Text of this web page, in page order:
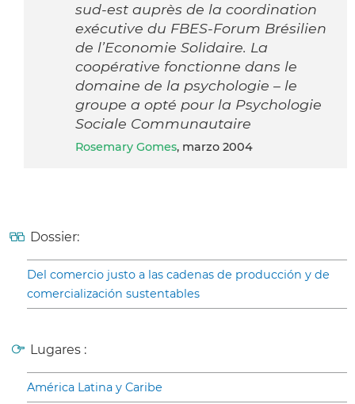
sud-est auprès de la coordination
exécutive du FBES-Forum Brésilien
de l’Economie Solidaire. La
coopérative fonctionne dans le
domaine de la psychologie – le
groupe a opté pour la Psychologie
Sociale Communautaire
Rosemary Gomes, marzo 2004
Dossier:
Del comercio justo a las cadenas de producción y de
comercialización sustentables
Lugares :
América Latina y Caribe